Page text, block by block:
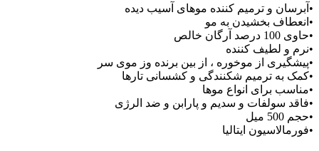
•آبرسان و ترمیم کننده موهای آسیب دیده
•انعطاف بخشیدن به مو
•حاوی 100 درصد آرگان خالص
•نرم و لطیف کننده
•پیشگیری از موخوره ، از بین برنده وز موی سر
•کمک به ترمیم شکنندگی و کشسانی تارها
•مناسب برای انواع موها
•فاقد سولفات و سدیم و پارابن و ضد الرژی
•حجم 500 میل
•فورمالاسیون ایتالیا